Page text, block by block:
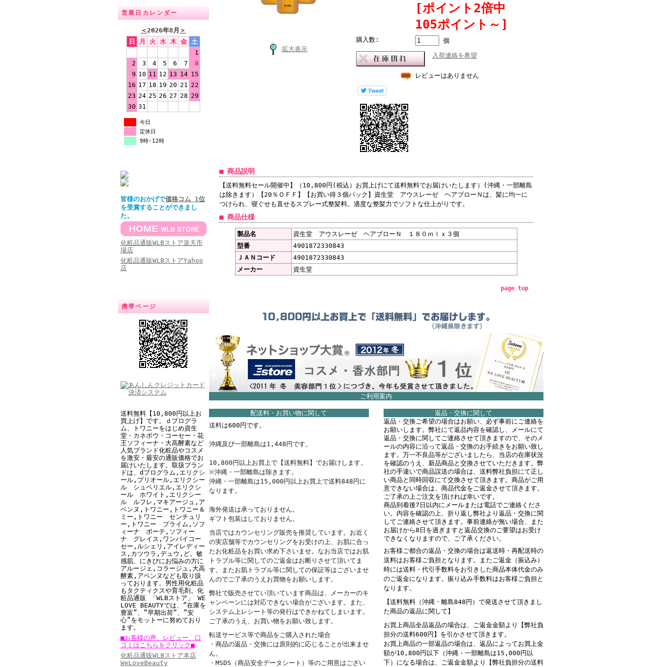
営業日カレンダー
＜2026年8月 ＞
日
月 火 水 木 金 土
1
2
3 4 5 6 7
8
9 10 11 12 13 14 15
16 17 18 19 20 21 22
23 24 25 26 27 28 29
30 31
今日
定休日
9時-12時
皆様のおかげで価格コム 1位
を受賞することができまし
た。
化粧品通販WLBストア楽天市
場店
化粧品通販WLBストアYahoo
店
携帯ページ
送料無料【10,800円以上お
買上げ】です。ｄプログラ
ム、トワニーをはじめ資生
堂・カネボウ・コーセー・花
王ソフィーナ・大高酵素など
人気ブランド化粧品やコスメ
を激安・最安の通販価格でお
届けいたします。取扱ブラン
ドは、dプログラム,エリクシ
ール, プリオール,エリクシー
ル シュペリエル, エリクシ
ール ホワイト , エリクシー
ル ルフレ, マキアージュ,ア
ベンヌ,トワニー,トワニー＆
ミー,トワニー センチュリ
ー, トワニー プライム, ソフ
ィーナ ボーテ,ソフィー
ナ グレイス,ワンバイコー
セー,ルシェリ,アイレディー
ス,カツウラ,デュウ , ど。敏
感肌、にきびにお悩みの方に
アルージェ,コラージュ,大高
酵素,アベンヌなども取り扱
っております。男性用化粧品
もタクティクスや育毛剤。 化
粧品通販 「WLBストア」 WE
LOVE BEAUTYでは、”在庫を
豊富”、”早期出荷”、”安
心”をモットーに努めており
ます。
■お客様の声、レビュー、口
コミはこちらをクリック■
化粧品通販WLBストア本店
WeLoveBeauty
拡大表示
[ポイント2倍中
105ポイント～]
購入数:
個
入荷連絡を希望
レビューはありません
■ 商品説明
【送料無料セール開催中】（10,800円(税込）お買上げにて送料無料でお届けいたします）(沖縄・一部離島
は除きます）【20％ＯＦＦ】【お買い得３個パック】資生堂 アウスレーゼ ヘアブローＮは、髪に均一に
つけられ、寝ぐせも直せるスプレー式整髪料。適度な整髪力でソフトな仕上がりです。
■ 商品仕様
製品名
資生堂 アウスレーゼ ヘアブローＮ １８０ｍｌｘ３個
型番
4901872330843
ＪＡＮコード
4901872330843
メーカー
資生堂
page top
ご利用案内
配送料・お買い物に関して
返品・交換に関して
送料は600円です。
沖縄及び一部離島は1,448円です。
10,800円以上お買上で【送料無料】でお届けします。
※沖縄・一部離島は除きます。
沖縄・一部離島は15,000円以上お買上で送料848円に
なります。
海外発送は承っておりません。
ギフト包装はしておりません。
当店ではカウンセリング販売を推奨しています。お近く
の実店舗等でカウンセリングをお受けの上、お肌に合っ
たお化粧品をお買い求め下さいませ。なお当店ではお肌
トラブル等に関してのご返金はお断りさせて頂いてま
す。またお肌トラブル等に関しての保証等はございませ
んのでご了承のうえお買物をお願いします。
弊社で販売させてい頂いています商品は、メーカーのキ
ャンペーンには対応できない場合がございます。また、
システム上レシート等の発行はできかねてしまいます。
ご了承のうえ、お買い物をお願い致します。
転送サービス等で商品をご購入された場合
・商品の返品・交換には原則的に応じることが出来ませ
ん。
・MSDS（商品安全データシート）等のご用意はござい
返品・交換ご希望の場合はお願い、必ず事前にご連絡を
お願いします。弊社にて返品内容を確認し、メールにて
返品・交換に関してご連絡させて頂きますので、そのメ
ールの内容に沿って返品・交換のお手続きをお願い致し
ます。万一不良品等がございましたら、当店の在庫状況
を確認のうえ、新品商品と交換させていただきます。弊
社の手違いで商品誤送の場合は、送料弊社負担にて正し
い商品と同時回収にて交換させて頂きます。商品がご用
意できない場合は、商品代金をご返金させて頂きます。
ご了承の上ご注文を頂ければ幸いです。
商品到着後7日以内にメールまたは電話でご連絡くださ
い。内容を確認の上、折り返し弊社より返品・交換に関
してご連絡させて頂きます。事前連絡が無い場合、また
お届けから8日を過ぎますと返品交換のご要望はお受け
できなくなりますので、ご了承ください。
お客様ご都合の返品・交換の場合は返送時・再配送時の
送料はお客様ご負担となります。またご返金（振込み）
時には送料・代引手数料をお引きした商品本体代金のみ
のご返金になります。振り込み手数料はお客様ご負担と
なります。
【送料無料（沖縄・離島848円）で発送させて頂きまし
た商品の返品に関して】
お買上商品全品返品の場合は、ご返金金額より【弊社負
担分の送料600円】を引かさせて頂きます。
お買上商品の一部返品の場合は、返品によってお買上金
額が10,800円以下（沖縄・一部離島は15,000円以
下）になる場合は、ご返金金額より【弊社負担分の送料